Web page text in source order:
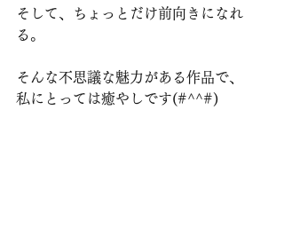
そして、ちょっとだけ前向きになれ
る。
そんな不思議な魅力がある作品で、
私にとっては癒やしです(#^^#)